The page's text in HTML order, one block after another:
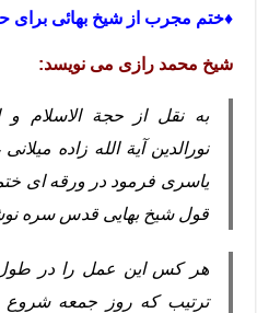
♦️ختم مجرب از شیخ بهائی برای
شیخ محمد رازی می نویسد:
به نقل از حجة الاسلام و
نورالدین آیة الله زاده
یاسری فرمود در ورقه ای
قول شیخ بهایی قدس سره
هر کس این عمل را در طول
ترتیب که روز جمعه شروع